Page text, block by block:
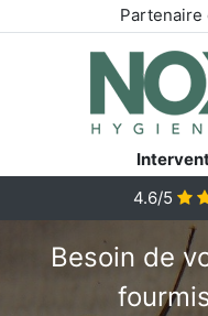
Partenaire
4.6/5
Besoin de